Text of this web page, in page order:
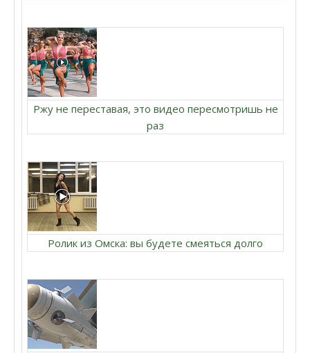
Ржу не переставая, это видео пересмотришь не
раз
Ролик из Омска: вы будете смеяться долго